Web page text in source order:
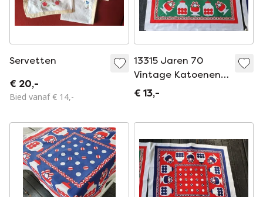
Servetten
€ 20,-
Bied vanaf € 14,-
13315 Jaren 70
Vintage Katoenen
Tafelkleed Kleed
€ 13,-